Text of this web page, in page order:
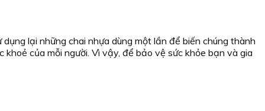
lại những chai nhựa dùng một lần để biến chúng thành
của mỗi người. Vì vậy, để bảo vệ sức khỏe bạn và gia